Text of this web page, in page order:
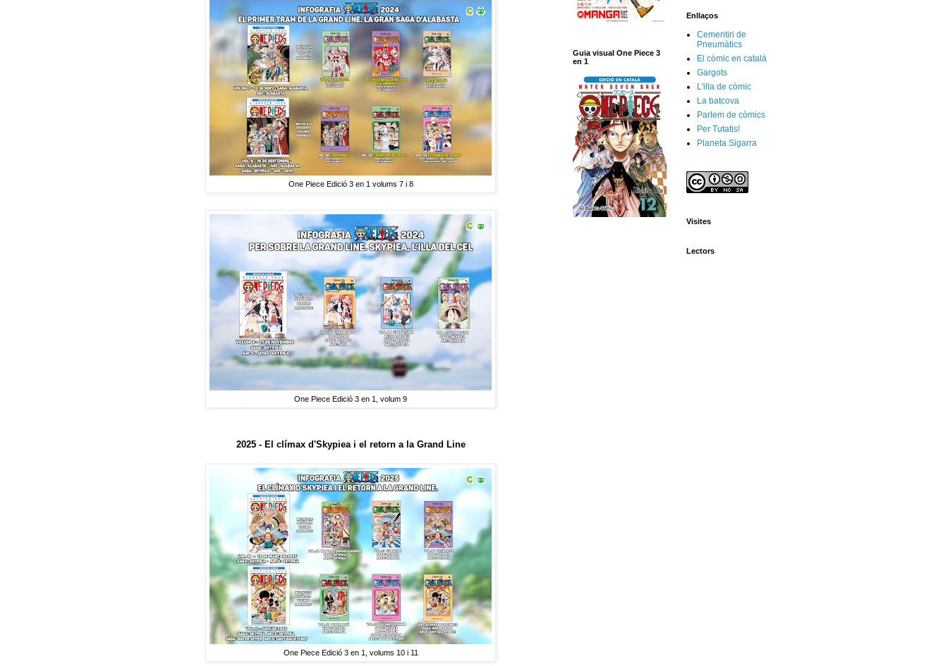
One Piece Edició 3 en 1 volums 7 i 8
One Piece Edició 3 en 1, volum 9
2025 - El clímax d'Skypiea i el retorn a la Grand Line
One Piece Edició 3 en 1, volums 10 i 11
Guia visual One Piece 3
en 1
Enllaços
Cementiri de
Pneumàtics
El còmic en català
Gargots
L'illa de còmic
La batcova
Parlem de còmics
Per Tutatis!
Planeta Sigarra
Visites
Lectors